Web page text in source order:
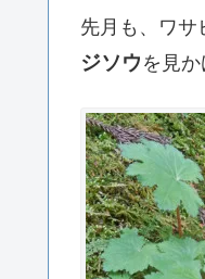
先月も、ワサ
ジソウ を見